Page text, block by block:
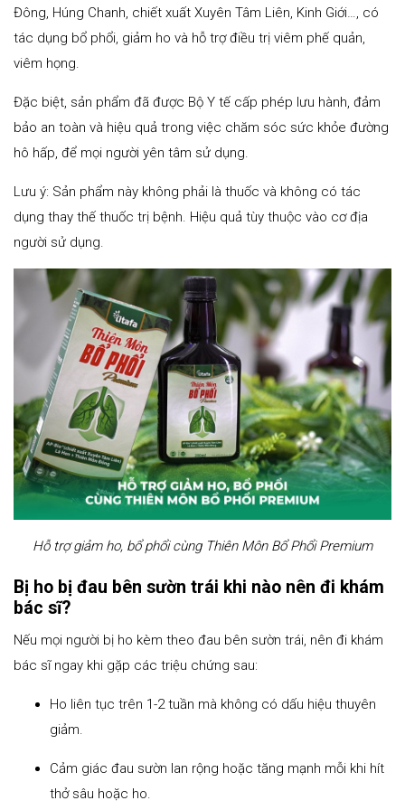
Đông, Húng Chanh, chiết xuất Xuyên Tâm Liên, Kinh Giới…, có
tác dụng bổ phổi, giảm ho và hỗ trợ điều trị viêm phế quản,
viêm họng.
Đặc biệt, sản phẩm đã được Bộ Y tế cấp phép lưu hành, đảm
bảo an toàn và hiệu quả trong việc chăm sóc sức khỏe đường
hô hấp, để mọi người yên tâm sử dụng.
Lưu ý: Sản phẩm này không phải là thuốc và không có tác
dụng thay thế thuốc trị bệnh. Hiệu quả tùy thuộc vào cơ địa
người sử dụng.
Hỗ trợ giảm ho, bổ phổi cùng Thiên Môn Bổ Phổi Premium
Bị ho bị đau bên sườn trái khi nào nên đi khám
bác sĩ?
Nếu mọi người bị ho kèm theo đau bên sườn trái, nên đi khám
bác sĩ ngay khi gặp các triệu chứng sau:
Ho liên tục trên 1-2 tuần mà không có dấu hiệu thuyên
giảm.
Cảm giác đau sườn lan rộng hoặc tăng mạnh mỗi khi hít
thở sâu hoặc ho.